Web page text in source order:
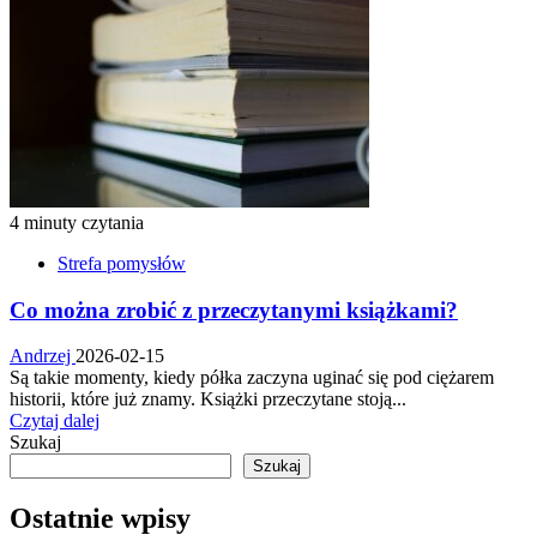
4 minuty czytania
Strefa pomysłów
Co można zrobić z przeczytanymi książkami?
Andrzej 2026-02-15
Są takie momenty, kiedy półka zaczyna uginać się pod ciężarem
historii, które już znamy. Książki przeczytane stoją...
Czytaj dalej
o
Co
można
Szukaj
Szukaj
Ostatnie wpisy